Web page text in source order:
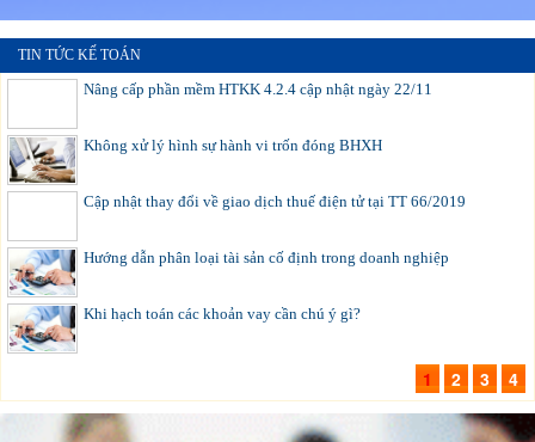
TIN TỨC KẾ TOÁN
Nâng cấp phần mềm HTKK 4.2.4 cập nhật ngày 22/11
Không xử lý hình sự hành vi trốn đóng BHXH
Cập nhật thay đổi về giao dịch thuế điện tử tại TT 66/2019
Hướng dẫn phân loại tài sản cố định trong doanh nghiệp
Khi hạch toán các khoản vay cần chú ý gì?
1 2 3 4